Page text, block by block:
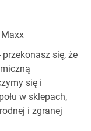
się, że
się i
w sklepach,
i zgranej